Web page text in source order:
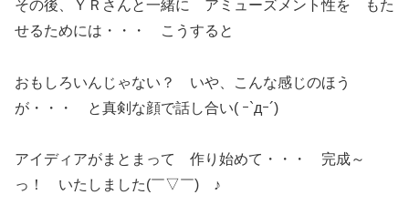
その後、ＹＲさんと一緒に アミューズメント性を もた
せるためには・・・ こうすると
おもしろいんじゃない？ いや、こんな感じのほう
が・・・ と真剣な顔で話し合い( ｰ`дｰ´)
アイディアがまとまって 作り始めて・・・ 完成～
っ！ いたしました(￣▽￣) ♪